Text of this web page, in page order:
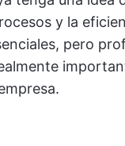
y la
pero